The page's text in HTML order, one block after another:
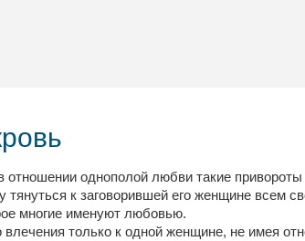
отношении однополой любви такие
к заговорившей его женщине всем
многие именуют любовью.
только к одной женщине, не имея